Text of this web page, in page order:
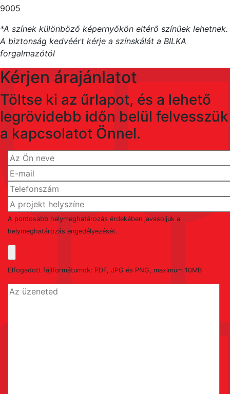
9005
*A színek különböző képernyőkön eltérő színűek lehetnek.
A biztonság kedvéért kérje a színskálát a BILKA
forgalmazótól
Kérjen árajánlatot
Töltse ki az űrlapot, és a lehető
legrövidebb időn belül felvesszük
a kapcsolatot Önnel.
A pontosabb helymeghatározás érdekében javasoljuk a
helymeghatározás engedélyezését.
Elfogadott fájlformátumok: PDF, JPG és PNG, maximum 10MB